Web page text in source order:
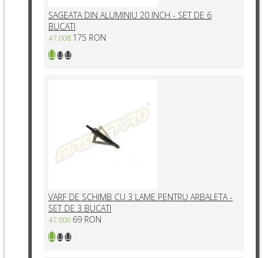
SAGEATA DIN ALUMINIU 20 INCH - SET DE 6
BUCATI
47.008 175 RON
VARF DE SCHIMB CU 3 LAME PENTRU ARBALETA -
SET DE 3 BUCATI
47.006 69 RON